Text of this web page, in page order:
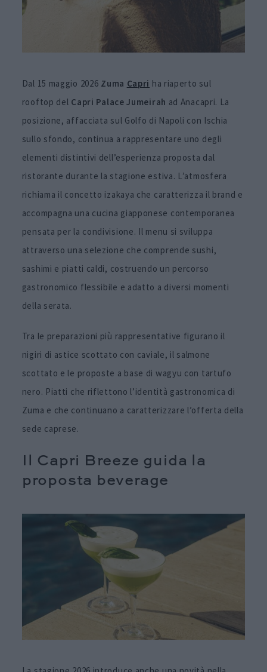
Dal 15 maggio 2026 Zuma Capri ha riaperto sul
rooftop del Capri Palace Jumeirah ad Anacapri. La
posizione, affacciata sul Golfo di Napoli con Ischia
sullo sfondo, continua a rappresentare uno degli
elementi distintivi dell’esperienza proposta dal
ristorante durante la stagione estiva. L’atmosfera
richiama il concetto izakaya che caratterizza il brand e
accompagna una cucina giapponese contemporanea
pensata per la condivisione. Il menu si sviluppa
attraverso una selezione che comprende sushi,
sashimi e piatti caldi, costruendo un percorso
gastronomico flessibile e adatto a diversi momenti
della serata.
Tra le preparazioni più rappresentative figurano il
nigiri di astice scottato con caviale, il salmone
scottato e le proposte a base di wagyu con tartufo
nero. Piatti che riflettono l’identità gastronomica di
Zuma e che continuano a caratterizzare l’offerta della
sede caprese.
Il Capri Breeze guida la
proposta beverage